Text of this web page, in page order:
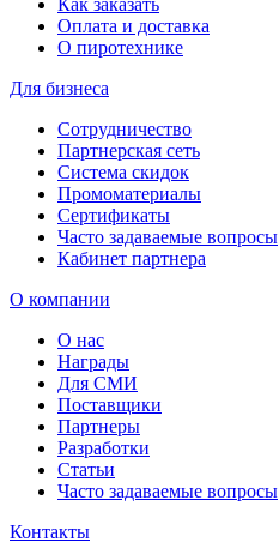
Оплата и доставка
О пиротехнике
Для бизнеса
Сотрудничество
Партнерская сеть
Система скидок
Промоматериалы
Сертификаты
Часто задаваемые вопросы
Кабинет партнера
О компании
О нас
Награды
Для СМИ
Поставщики
Партнеры
Разработки
Статьи
Часто задаваемые вопросы
Контакты